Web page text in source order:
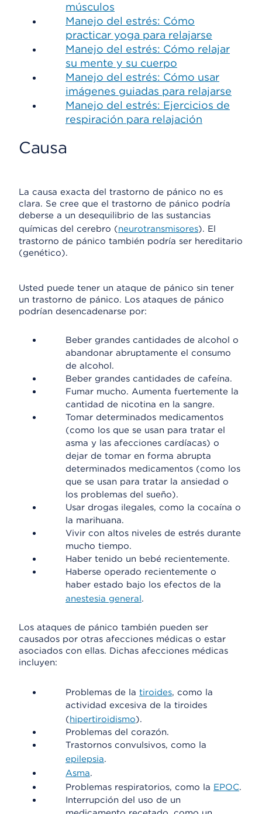
músculos
Manejo del estrés: Cómo
practicar yoga para relajarse
Manejo del estrés: Cómo relajar
su mente y su cuerpo
Manejo del estrés: Cómo usar
imágenes guiadas para relajarse
Manejo del estrés: Ejercicios de
respiración para relajación
Causa
La causa exacta del trastorno de pánico no es
clara. Se cree que el trastorno de pánico podría
deberse a un desequilibrio de las sustancias
químicas del cerebro (neurotransmisores). El
trastorno de pánico también podría ser hereditario
(genético).
Usted puede tener un ataque de pánico sin tener
un trastorno de pánico. Los ataques de pánico
podrían desencadenarse por:
Beber grandes cantidades de alcohol o
abandonar abruptamente el consumo
de alcohol.
Beber grandes cantidades de cafeína.
Fumar mucho. Aumenta fuertemente la
cantidad de nicotina en la sangre.
Tomar determinados medicamentos
(como los que se usan para tratar el
asma y las afecciones cardíacas) o
dejar de tomar en forma abrupta
determinados medicamentos (como los
que se usan para tratar la ansiedad o
los problemas del sueño).
Usar drogas ilegales, como la cocaína o
la marihuana.
Vivir con altos niveles de estrés durante
mucho tiempo.
Haber tenido un bebé recientemente.
Haberse operado recientemente o
haber estado bajo los efectos de la
anestesia general.
Los ataques de pánico también pueden ser
causados por otras afecciones médicas o estar
asociados con ellas. Dichas afecciones médicas
incluyen:
Problemas de la tiroides, como la
actividad excesiva de la tiroides
(hipertiroidismo).
Problemas del corazón.
Trastornos convulsivos, como la
epilepsia.
Asma.
Problemas respiratorios, como la EPOC.
Interrupción del uso de un